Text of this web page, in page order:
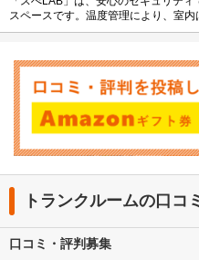
スペースです。温度管理により、室内
トランクルームの口コ
口コミ・評判募集